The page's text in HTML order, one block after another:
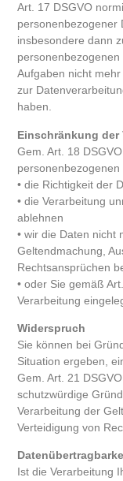
Art. 17 DSGVO
personenbezogener
insbesondere dann
Aufgaben nicht
zur
haben.
Einschränkung der
Gem. Art. 18
• die Richtigkeit der
• die Verarbeitung
ablehnen
• wir die Daten nicht
Geltendmachung,
Rechtsansprüchen
• oder Sie gemäß
Verarbeitung
Widerspruch
Sie können bei
Situation ergeben,
Gem. Art. 21
schutzwürdige
Verarbeitung der
Verteidigung von
Ist die Verarbeitung